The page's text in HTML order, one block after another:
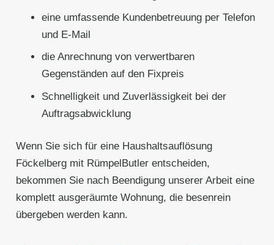
eine umfassende Kundenbetreuung per Telefon
und E-Mail
die Anrechnung von verwertbaren
Gegenständen auf den Fixpreis
Schnelligkeit und Zuverlässigkeit bei der
Auftragsabwicklung
Wenn Sie sich für eine Haushaltsauflösung
Föckelberg mit RümpelButler entscheiden,
bekommen Sie nach Beendigung unserer Arbeit eine
komplett ausgeräumte Wohnung, die besenrein
übergeben werden kann.